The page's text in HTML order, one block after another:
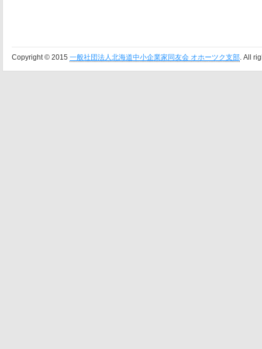
Copyright © 2015 一般社団法人北海道中小企業家同友会 オホーツク支部. All